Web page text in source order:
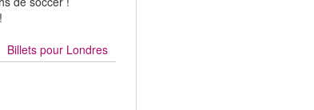
Billets pourLondres